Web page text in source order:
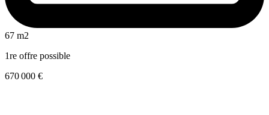
67 m2
1re offre possible
670 000 €